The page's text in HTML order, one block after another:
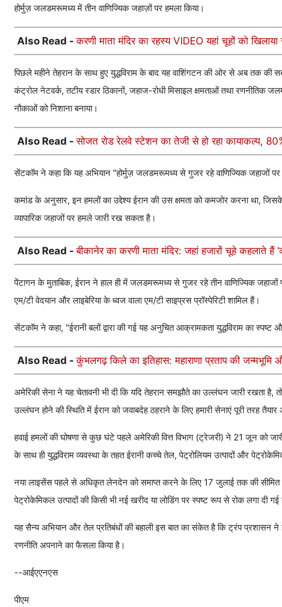
होर्मुज़ जलडमरूमध्य में तीन वाणिज्यिक जहाज़ों पर हमला किया।
Also Read -करणी माता मंदिर का रहस्य VIDEO यहां चूहों को
पिछले महीने तेहरान के साथ हुए युद्धविराम के बाद यह वाशिंगटन की ओर से अब तक की
कंट्रोल नेटवर्क, तटीय रडार ठिकानों, जहाज-रोधी मिसाइल क्षमताओं तथा रणनीतिक
नौकाओं को निशाना बनाया।
Also Read -सोजत रोड रेलवे स्टेशन का तेजी से हो रहा कायाकल्प,
सेंटकॉम ने कहा कि यह अभियान "होर्मुज़ जलडमरूमध्य से गुजर रहे वाणिज्यिक जहाजों
कमांड के अनुसार, इन हमलों का उद्देश्य ईरान की उस क्षमता को कमजोर करना था,
व्यापारिक जहाजों पर हमले जारी रख सकता है।
Also Read -बीकानेर का करणी माता मंदिर: जहां हजारों चूहे कहलाते हैं
पेंटागन के मुताबिक, ईरान ने हाल ही में जलडमरूमध्य से गुजर रहे तीन वाणिज्यिक
एम/टी वेदयान और लाइबेरिया के ध्वज वाला एम/टी साइप्रस प्रॉस्पेरिटी शामिल हैं।
सेंटकॉम ने कहा, "ईरानी बलों द्वारा की गई यह अनुचित आक्रामकता युद्धविराम का
Also Read -कुंभलगढ़ किले का इतिहास: महाराणा प्रताप की जन्मभूमि
अमेरिकी सेना ने यह चेतावनी भी दी कि यदि तेहरान समझौते का उल्लंघन जारी रखता
उल्लंघन होने की स्थिति में ईरान को जवाबदेह ठहराने के लिए हमारी सेनाएं पूरी तरह
हवाई हमलों की घोषणा से कुछ घंटे पहले अमेरिकी वित्त विभाग (ट्रेजरी) ने 21 जून
के साथ ही युद्धविराम व्यवस्था के तहत ईरानी कच्चे तेल, पेट्रोलियम उत्पादों और
नया लाइसेंस पहले से अधिकृत लेनदेन को समाप्त करने के लिए 17 जुलाई तक की सीमित
पेट्रोकेमिकल उत्पादों की किसी भी नई खरीद या लोडिंग पर स्पष्ट रूप से रोक लगा दी गई
यह सैन्य अभियान और तेल प्रतिबंधों की बहाली इस बात का संकेत है कि ट्रंप प्रशासन ने
रणनीति अपनाने का फैसला किया है।
--आईएएनएस
पीएम